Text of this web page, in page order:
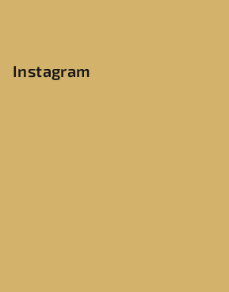
Instagram